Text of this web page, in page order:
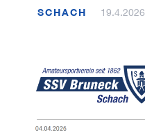
SCHACH 19.4.2026